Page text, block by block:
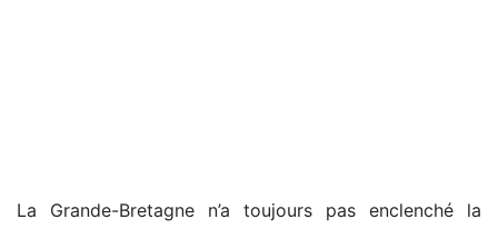
La Grande-Bretagne n’a toujours pas enclenché la